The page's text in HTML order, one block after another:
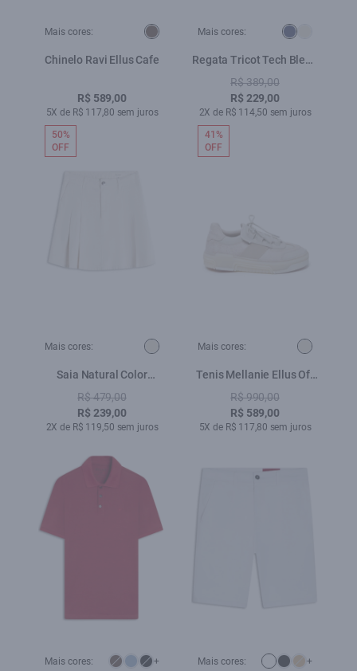
Mais cores:
Chinelo Ravi Ellus Cafe
R$ 589,00
5X de R$ 117,80 sem juros
Mais cores:
Regata Tricot Tech Blend
Texture Dark Navy
R$ 389,00
R$ 229,00
2X de R$ 114,50 sem juros
Mais cores:
Saia Natural Color
Natural
R$ 479,00
R$ 239,00
2X de R$ 119,50 sem juros
50%
OFF
Mais cores:
Tenis Mellanie Ellus Off
White
R$ 990,00
R$ 589,00
5X de R$ 117,80 sem juros
41%
OFF
Mais cores: + Mais cores: +